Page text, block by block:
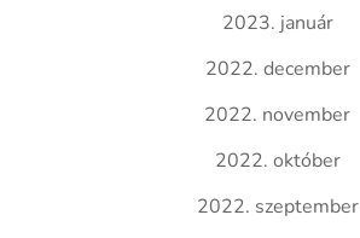
2023. január
2022. december
2022. november
2022. október
2022. szeptember